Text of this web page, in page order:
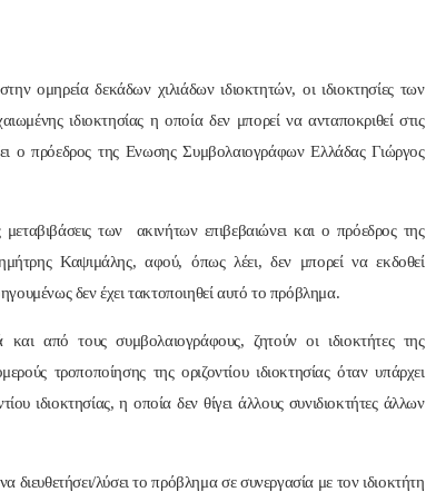
ομηρεία δεκάδων χιλιάδων ιδιοκτητών, οι ιδιοκτησίες των
ιδιοκτησίας η οποία δεν μπορεί να ανταποκριθεί στις
ο πρόεδρος της Ενωσης Συμβολαιογράφων Ελλάδας Γιώργος
των ακινήτων επιβεβαιώνει και ο πρόεδρος της
Καψιμάλης, αφού, όπως λέει, δεν μπορεί να εκδοθεί
δεν έχει τακτοποιηθεί αυτό το πρόβλημα.
από τους συμβολαιογράφους, ζητούν οι ιδιοκτήτες της
τροποποίησης της οριζοντίου ιδιοκτησίας όταν υπάρχει
ιδιοκτησίας, η οποία δεν θίγει άλλους συνιδιοκτήτες άλλων
διευθετήσει/λύσει το πρόβλημα σε συνεργασία με τον ιδιοκτήτη